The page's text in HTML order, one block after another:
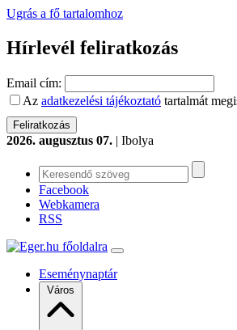
Ugrás a fő tartalomhoz
Hírlevél feliratkozás
Email cím:
Az adatkezelési tájékoztató tartalmát
2026. augusztus 07. | Ibolya
Facebook
Webkamera
RSS
Eseménynaptár
Város